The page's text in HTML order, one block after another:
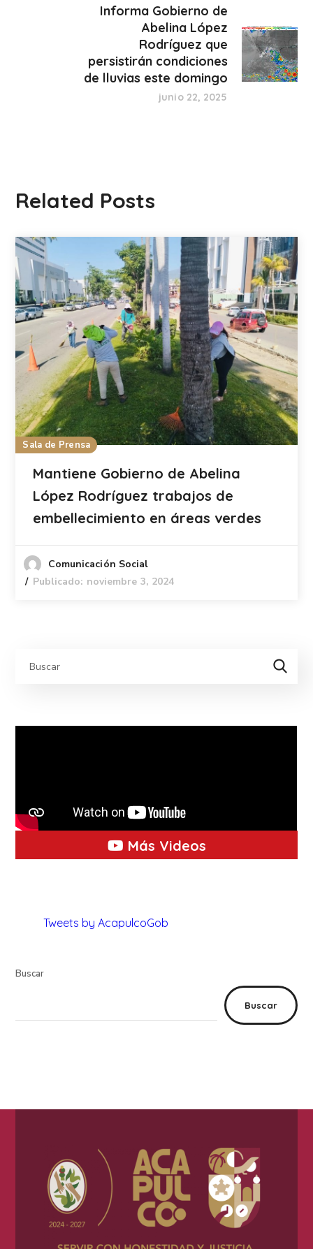
Informa Gobierno de
Abelina López
Rodríguez que
persistirán condiciones
de lluvias este domingo
junio 22, 2025
Related Posts
Sala de Prensa
Mantiene Gobierno de Abelina
López Rodríguez trabajos de
embellecimiento en áreas verdes
Comunicación Social
Publicado: noviembre 3, 2024
Más Videos
Tweets by AcapulcoGob
Buscar
Buscar